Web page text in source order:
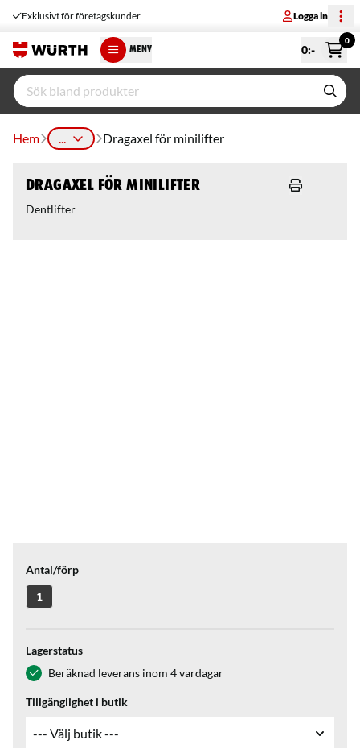
Exklusivt för företagskunder Logga in
MENY 0:-
0
Hem ... Dragaxel för minilifter
Dragaxel för minilifter
Dentlifter
Antal/förp
1
Lagerstatus
Beräknad leverans inom 4 vardagar
Tillgänglighet i butik